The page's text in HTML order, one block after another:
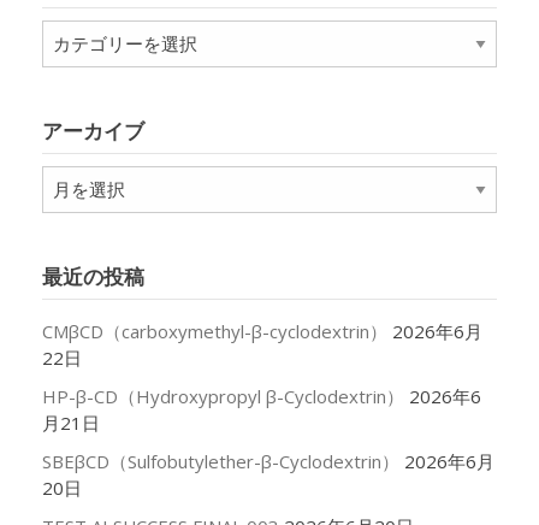
テ
ー
アーカイブ
ア
ー
ブ
最近の投稿
CMβCD（carboxymethyl-β-cyclodextrin）
2026年6月
22日
HP-β-CD（Hydroxypropyl β-Cyclodextrin）
2026年6
月21日
SBEβCD（Sulfobutylether-β-Cyclodextrin）
2026年6月
20日